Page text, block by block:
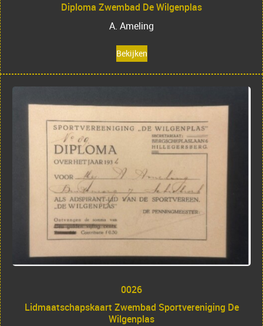
Diploma Zwembad De Wilgenplas
A. Ameling
Bekijken
0026
Lidmaatschapskaart Zwembad Sportvereniging De
Wilgenplas